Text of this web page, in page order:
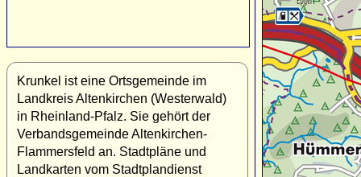
Krunkel ist eine Ortsgemeinde im
Landkreis Altenkirchen (Westerwald)
in Rheinland-Pfalz. Sie gehört der
Verbandsgemeinde Altenkirchen-
Flammersfeld an. Stadtpläne und
Landkarten vom Stadtplandienst